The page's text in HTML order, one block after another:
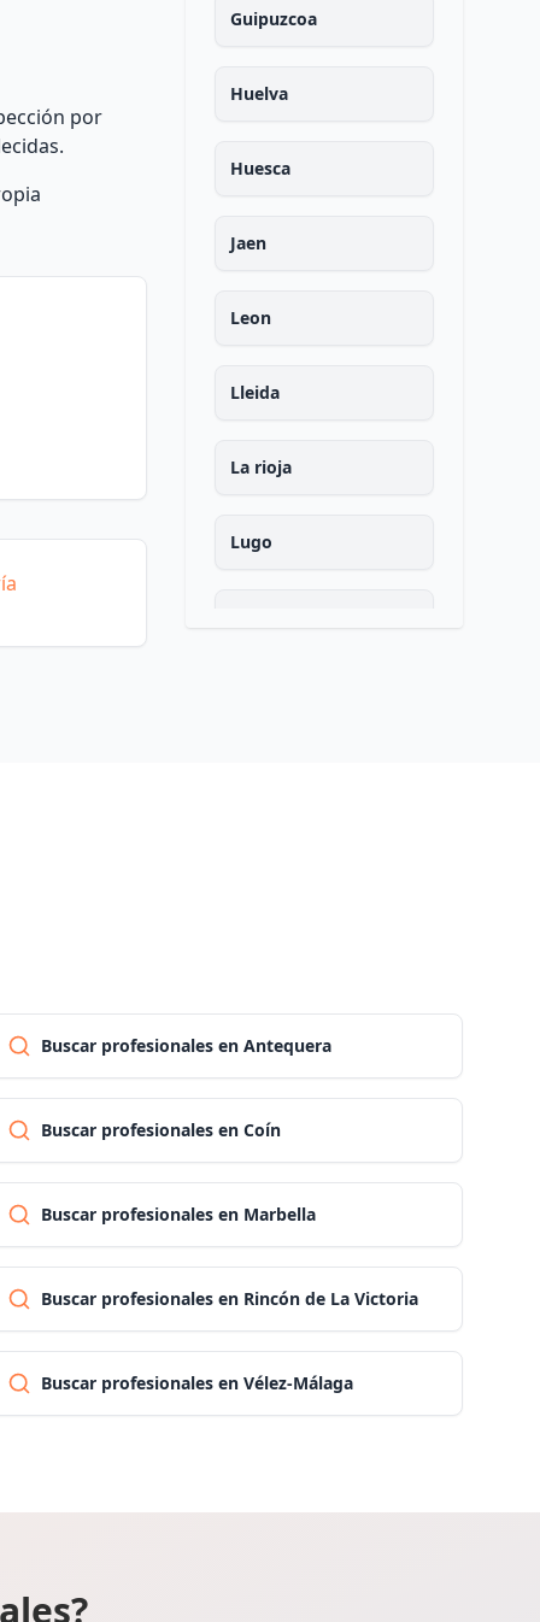
por
Guipuzcoa
Huelva
Huesca
Jaen
Leon
Lleida
La rioja
Lugo
Las palmas
Pontevedra
Salamanca
Buscar profesionales en Antequera
Buscar profesionales en Coín
Buscar profesionales en Marbella
Buscar profesionales en Rincón de La Victoria
Buscar profesionales en Vélez-Málaga